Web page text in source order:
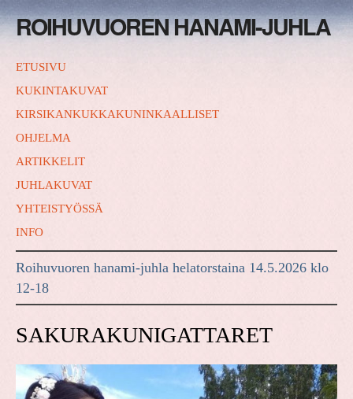
ROIHUVUOREN HANAMI-JUHLA
ETUSIVU
KUKINTAKUVAT
KIRSIKANKUKKAKUNINKAALLISET
OHJELMA
ARTIKKELIT
JUHLAKUVAT
YHTEISTYÖSSÄ
INFO
Roihuvuoren hanami-juhla helatorstaina 14.5.2026 klo
12-18
SAKURAKUNIGATTARET